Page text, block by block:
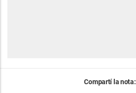
Compartí la nota: